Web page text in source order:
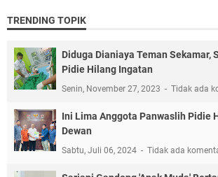
TRENDING TOPIK
Diduga Dianiaya Teman Sekamar,
Pidie Hilang Ingatan
Senin, November 27, 2023 Tidak ada
Ini Lima Anggota Panwaslih Pidie
Dewan
Sabtu, Juli 06, 2024 Tidak ada